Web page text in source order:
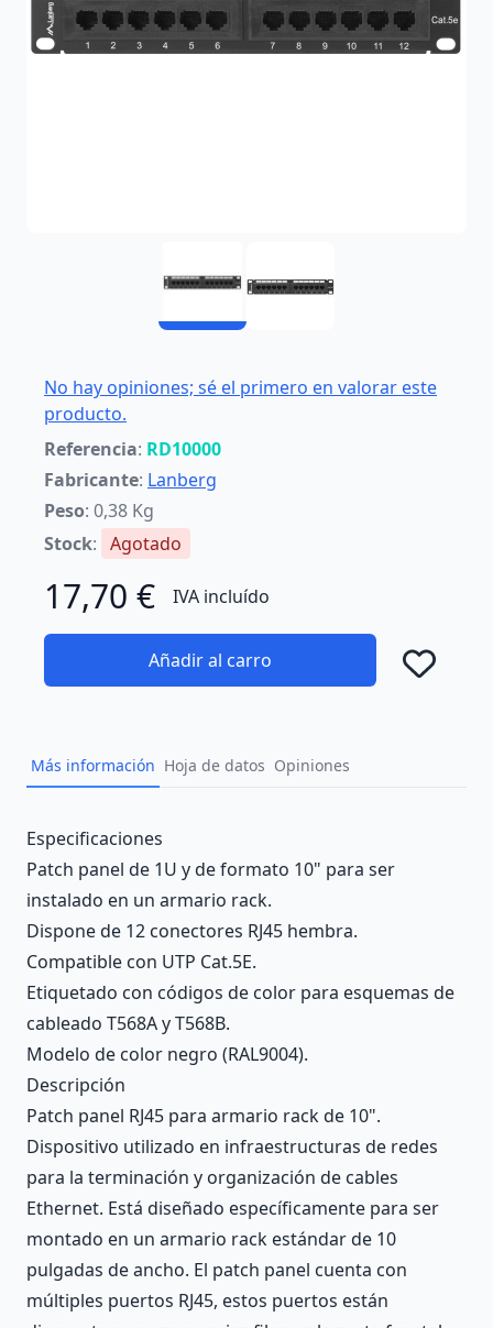
No hay opiniones; sé el primero en valorar este
producto.
Referencia: RD10000
Fabricante: Lanberg
Peso: 0,38 Kg
Stock: Agotado
17,70 € IVA incluído
Añadir al carro
Más información Hoja de datos Opiniones
Description
Especificaciones
Patch panel de 1U y de formato 10" para ser
instalado en un armario rack.
Dispone de 12 conectores RJ45 hembra.
Compatible con UTP Cat.5E.
Etiquetado con códigos de color para esquemas de
cableado T568A y T568B.
Modelo de color negro (RAL9004).
Descripción
Patch panel RJ45 para armario rack de 10".
Dispositivo utilizado en infraestructuras de redes
para la terminación y organización de cables
Ethernet. Está diseñado específicamente para ser
montado en un armario rack estándar de 10
pulgadas de ancho. El patch panel cuenta con
múltiples puertos RJ45, estos puertos están